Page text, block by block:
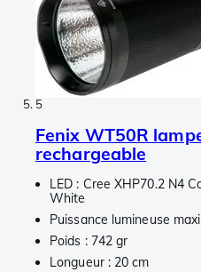
5
Fenix WT50R
rechargeable
LED : Cree XHP70.2 N4
White
Puissance lumineuse
Poids : 742 gr
Longueur : 20 cm